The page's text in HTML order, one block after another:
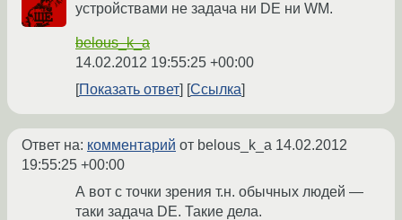
устройствами не задача ни DE ни WM.
belous_k_a
14.02.2012 19:55:25 +00:00
Показать ответ
Ссылка
Ответ на: комментарий от belous_k_a 14.02.2012
19:55:25 +00:00
А вот с точки зрения т.н. обычных людей —
таки задача DE. Такие дела.